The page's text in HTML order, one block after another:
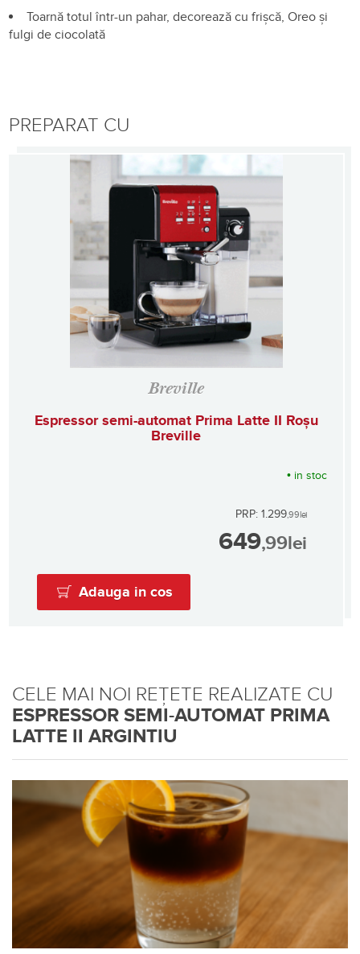
Toarnă totul într-un pahar, decorează cu frișcă, Oreo și
fulgi de ciocolată
PREPARAT CU
Breville
Espressor semi-automat Prima Latte II Roșu
Breville
• in stoc
PRP: 1.299,99lei
649,99lei
Adauga in cos
CELE MAI NOI REȚETE REALIZATE CU
ESPRESSOR SEMI-AUTOMAT PRIMA
LATTE II ARGINTIU